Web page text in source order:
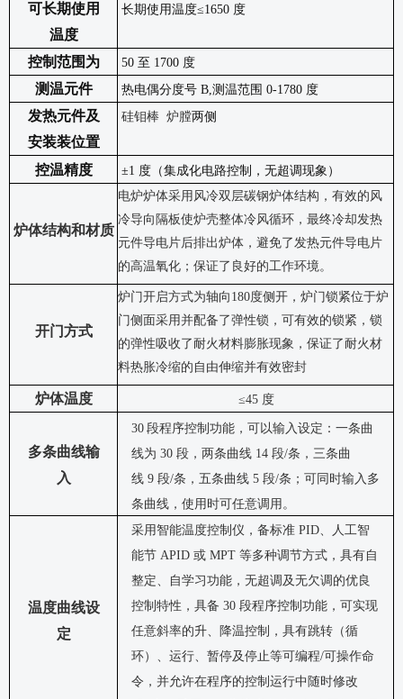
可长期使用
温度
长期使用温度≤1650 度
控制范围为 50 至 1700 度
测温元件 热电偶分度号 B,测温范围 0-1780 度
发热元件及
安装装位置
硅钼棒 炉膛两侧
控温精度 ±1 度（集成化电路控制，无超调现象）
炉体结构和材质
电炉炉体采用风冷双层碳钢炉体结构，有效的风
冷导向隔板使炉壳整体冷风循环，最终冷却发热
元件导电片后排出炉体，避免了发热元件导电片
的高温氧化；保证了良好的工作环境。
开门方式
炉门开启方式为轴向 180度侧开，炉门锁紧位于炉
门侧面采用并配备了弹性锁，可有效的锁紧，锁
的弹性吸收了耐火材料膨胀现象，保证了耐火材
料热胀冷缩的自由伸缩并有效密封
炉体温度 ≤45 度
多条曲线输
入
30 段程序控制功能，可以输入设定：一条曲
线为 30 段，两条曲线 14 段/条，三条曲
线 9 段/条，五条曲线 5 段/条；可同时输入多
条曲线，使用时可任意调用。
温度曲线设
定
采用智能温度控制仪，备标准 PID、人工智
能节 APID 或 MPT 等多种调节方式，具有自
整定、自学习功能，无超调及无欠调的优良
控制特性，具备 30 段程序控制功能，可实现
任意斜率的升、降温控制，具有跳转（循
环）、运行、暂停及停止等可编程/可操作命
令，并允许在程序的控制运行中随时修改